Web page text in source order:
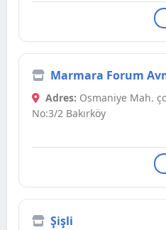
Marmara Forum
Adres: Osmaniye Mah.
No:3/2 Bakırköy
Şişli